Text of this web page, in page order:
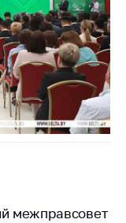
межправсовет